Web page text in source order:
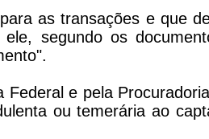
as transações e que
segundo os
e pela
ou temerária ao